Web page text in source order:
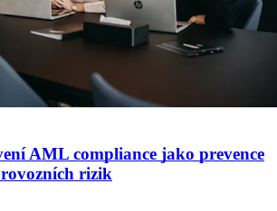
AML compliance jako prevence
rizik